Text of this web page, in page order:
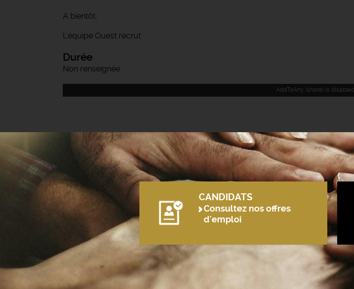
A bientôt,
L'équipe Ouest recrut
Durée
Non renseignée
AddToAny (share) is disabled.
CANDIDATS
Consultez nos offres
d'emploi